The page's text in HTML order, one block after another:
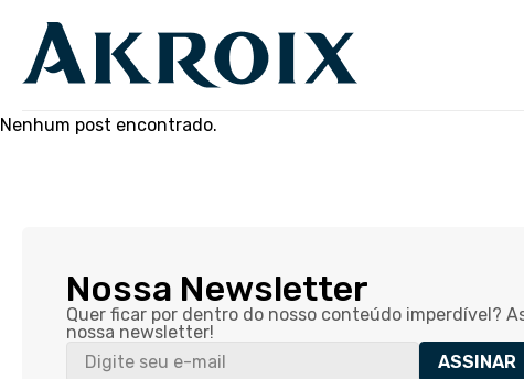
Nenhum post encontrado.
Nossa Newsletter
Quer ficar por dentro do nosso conteúdo imperdível?
nossa newsletter!
ASSINAR